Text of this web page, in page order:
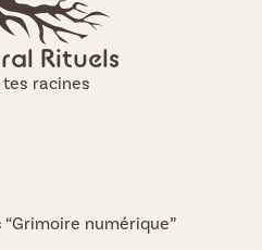
Rituels
tes racines
numérique”